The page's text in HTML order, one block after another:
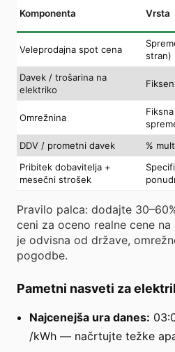
Komponenta Vrsta
Veleprodajna spot cena
stran)
Davek / trošarina na
elektriko
Fiksen
Omrežnina
DDV / prometni davek
%
Pribitek dobavitelja +
mesečni strošek
Pravilo palca: dodajte
ceni za oceno realne cene
je odvisna od države,
pogodbe.
Pametni nasveti za
Najcenejša ura danes:
/kWh — načrtujte težke